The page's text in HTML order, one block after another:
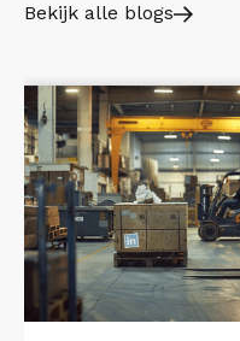
Bekijk alle blogs